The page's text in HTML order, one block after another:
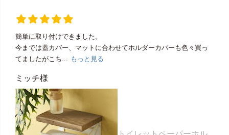
簡単に取り付けできました。
今までは蓋カバー、マットに合わせてホルダーカバーも色々買っ
てましたがこち...
もっと見る
ミッチ様